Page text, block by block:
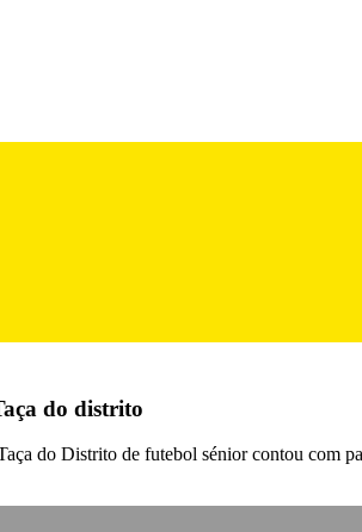
do distrito
do Distrito de futebol sénior contou com